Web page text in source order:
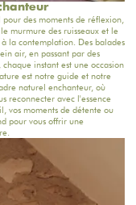
des moments de réflexion,
murmure des ruisseaux et le
la contemplation. Des balades
air, en passant par des
instant est une occasion
est notre guide et notre
naturel enchanteur, où
reconnecter avec l'essence
vos moments de détente ou
pour vous offrir une